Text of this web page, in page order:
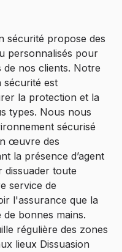
sécurité propose des
personnalisés pour
nos clients. Notre
sécurité est
la protection et la
types. Nous nous
sécurisé
œuvre des
la présence d’agent
dissuader toute
service de
l'assurance que la
bonnes mains.
régulière des zones
lieux Dissuasion